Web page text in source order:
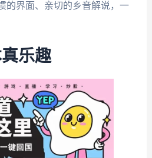
的界面、亲切的乡音解说，一
乐趣